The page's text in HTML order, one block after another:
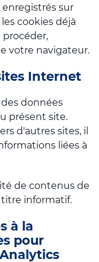
enregistrés sur
cookies déjà
procéder,
votre navigateur.
Internet
données
présent site.
d'autres sites, il
liées à
de contenus de
titre informatif.
à la
pour